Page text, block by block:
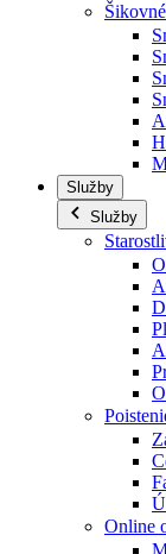
Služby
Služby
Online